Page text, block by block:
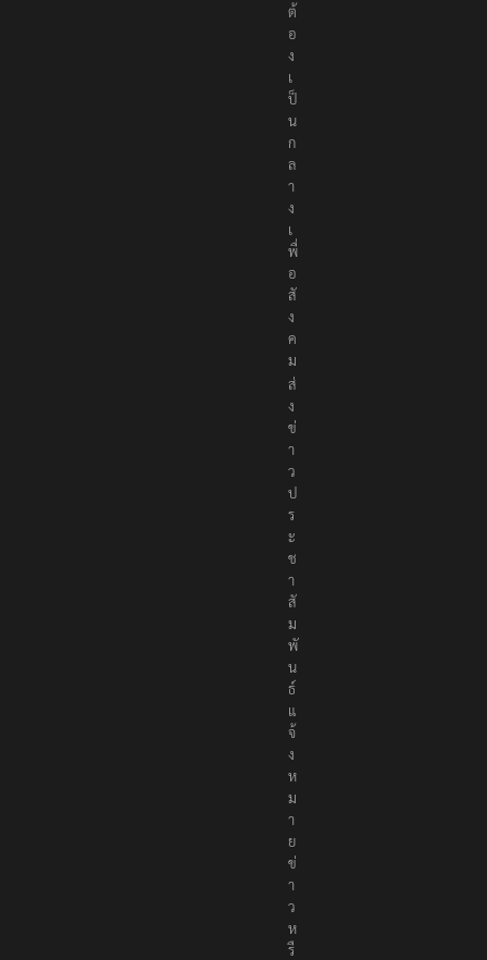
ก
ต้
อ
ง
เ
ป็
น
ก
ล
า
ง
เ
พื่
อ
สั
ง
ค
ม
ส่
ง
ข่
า
ว
ป
ร
ะ
ช
า
สั
ม
พั
น
ธ์
แ
จ้
ง
ห
ม
า
ย
ข่
า
ว
ห